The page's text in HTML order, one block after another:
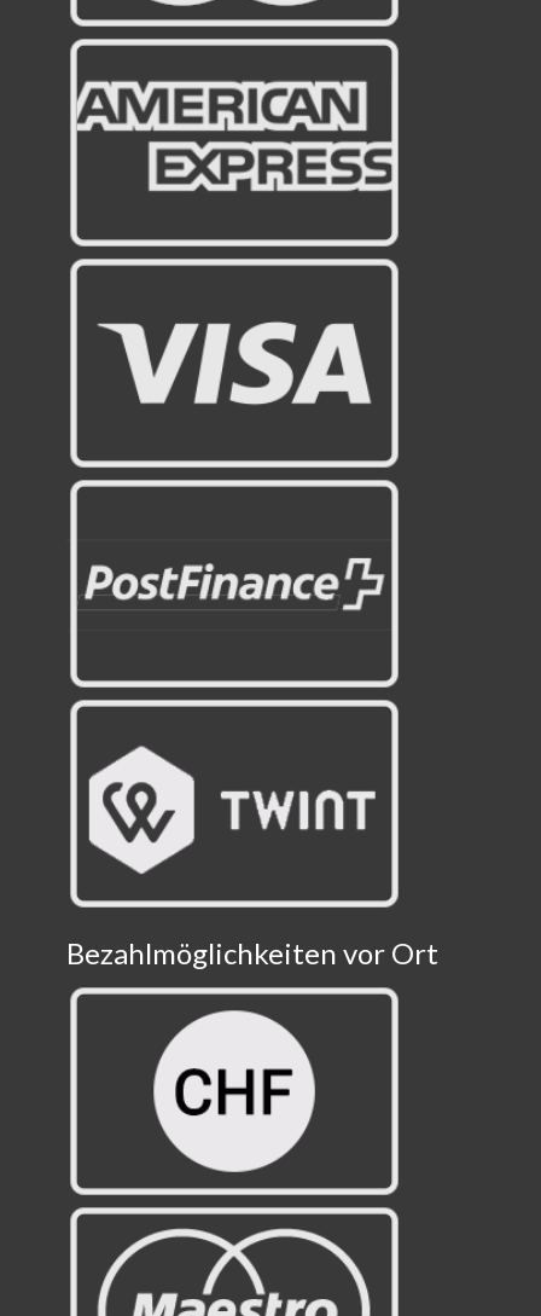
Bezahlmöglichkeiten vor Ort